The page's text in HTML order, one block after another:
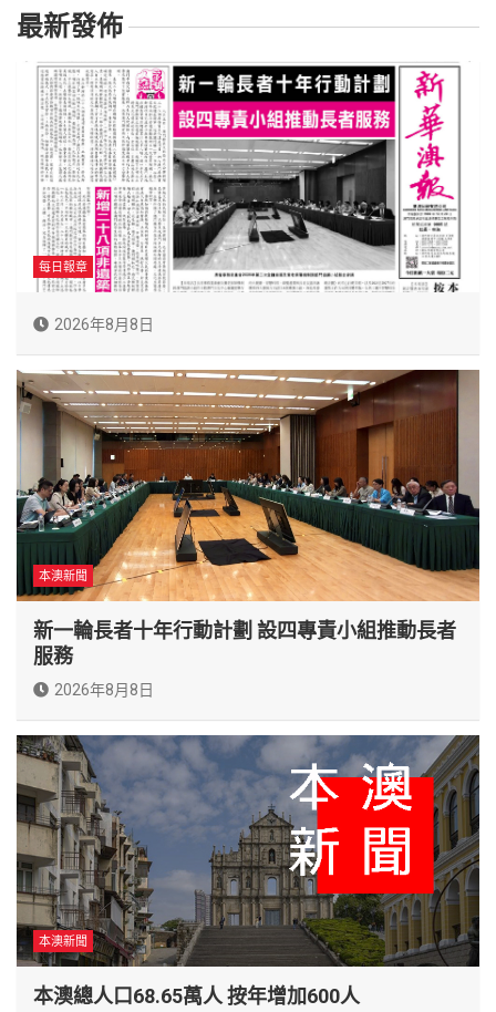
最新發佈
每日報章
2026年8月8日
本澳新聞
新一輪長者十年行動計劃 設四專責小組推動長者
服務
2026年8月8日
本澳新聞
本澳總人口68.65萬人 按年增加600人